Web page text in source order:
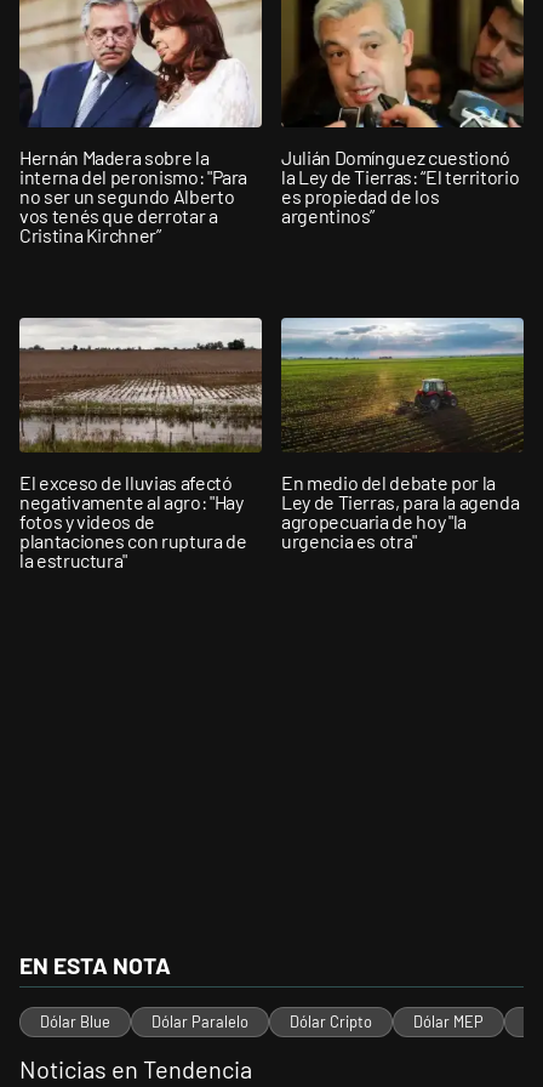
Hernán Madera sobre la
interna del peronismo: "Para
no ser un segundo Alberto
vos tenés que derrotar a
Cristina Kirchner”
Julián Domínguez cuestionó
la Ley de Tierras: “El territorio
es propiedad de los
argentinos”
El exceso de lluvias afectó
negativamente al agro: "Hay
fotos y videos de
plantaciones con ruptura de
la estructura"
En medio del debate por la
Ley de Tierras, para la agenda
agropecuaria de hoy "la
urgencia es otra"
EN ESTA NOTA
Dólar Blue Dólar Paralelo Dólar Cripto Dólar MEP
Noticias en Tendencia